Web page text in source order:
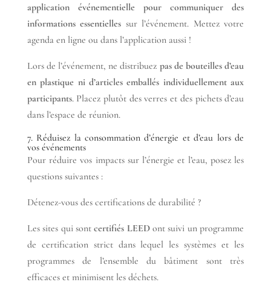
application événementielle pour communiquer des
informations essentielles sur l’événement. Mettez votre
agenda en ligne ou dans l’application aussi !
Lors de l’événement, ne distribuez pas de bouteilles d’eau
en plastique ni d’articles emballés individuellement aux
participants. Placez plutôt des verres et des pichets d’eau
dans l’espace de réunion.
7. Réduisez la consommation d’énergie et d’eau lors de
vos événements
Pour réduire vos impacts sur l’énergie et l’eau, posez les
questions suivantes :
Détenez-vous des certifications de durabilité ?
Les sites qui sontcertifiés LEEDont suivi un programme
de certification strict dans lequel les systèmes et les
programmes de l’ensemble du bâtiment sont très
efficaces et minimisent les déchets.